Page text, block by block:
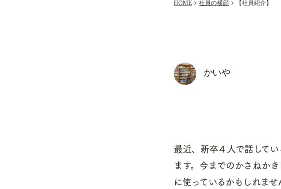
HOME 社員の横顔 【社員紹介】
かいや
最近、新卒４人で話して
ます。今までのかさねか
に使っているかもしれませ